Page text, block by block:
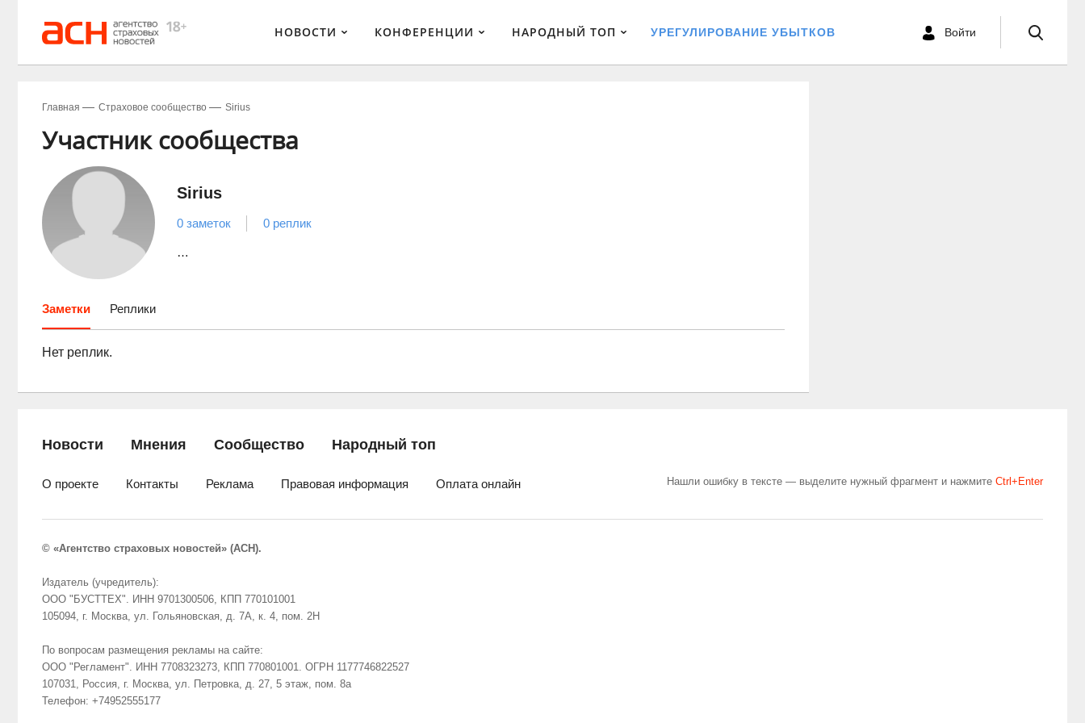
НОВОСТИ КОНФЕРЕНЦИИ НАРОДНЫЙ ТОП УРЕГУЛИРОВАНИЕ УБЫТКОВ Войти
Главная Страховое сообщество Sirius
Участник сообщества
Sirius
0 заметок 0 реплик
…
Заметки Реплики
Нет реплик.
Новости Мнения Сообщество Народный топ
О проекте Контакты Реклама Правовая информация Оплата онлайн Нашли ошибку в тексте — выделите нужный фрагмент и нажмите Сtrl+Enter
© «Агентство страховых новостей» (АСН).
Издатель (учредитель):
ООО "БУСТТЕХ". ИНН 9701300506, КПП 770101001
105094, г. Москва, ул. Гольяновская, д. 7А, к. 4, пом. 2Н
По вопросам размещения рекламы на сайте:
ООО "Регламент". ИНН 7708323273, КПП 770801001. ОГРН 1177746822527
107031, Россия, г. Москва, ул. Петровка, д. 27, 5 этаж, пом. 8а
Телефон: +74952555177